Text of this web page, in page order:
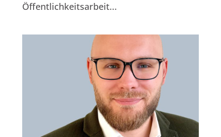
Öffentlichkeitsarbeit...